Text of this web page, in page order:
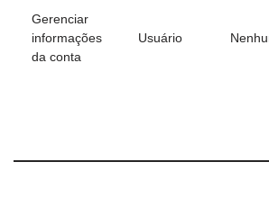
Gerenciar
informações
da conta
Usuário